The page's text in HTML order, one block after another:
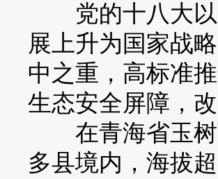
党的十八大以
展上升为国家战
中之重，高标准
生态安全屏障，
在青海省玉树
多县境内，海拔